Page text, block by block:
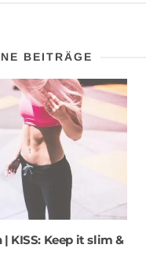
BEITRÄGE
KISS: Keep it slim &